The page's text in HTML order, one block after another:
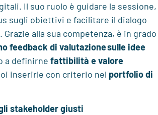
Il suo ruolo è guidare la sessione,
sugli obiettivi e facilitare il dialogo
alla sua competenza, è in grado
feedback di valutazione sulle idee
a definirne fattibilità e valore
inserirle con criterio nel portfolio di
stakeholder giusti